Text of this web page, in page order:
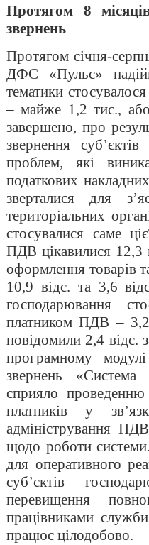
Протягом 8
звернень
Протягом січня-
ДФС «Пульс»
тематики
– майже 1,2 тис.,
завершено, про
звернення
проблем, які
податкових
зверталися для
територіальних
стосувалися саме
ПДВ цікавилися 12,3
оформлення товарів
10,9 відс. та 3,6
господарювання
платником ПДВ – 3,2
повідомили 2,4 відс.
програмному
звернень
сприяло
платників у
адміністрування
щодо роботи
для оперативного
суб’єктів
перевищення
працівниками
працює цілодобово.